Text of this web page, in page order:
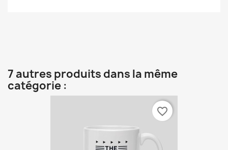
7 autres produits dans la même
catégorie :
favorite_border